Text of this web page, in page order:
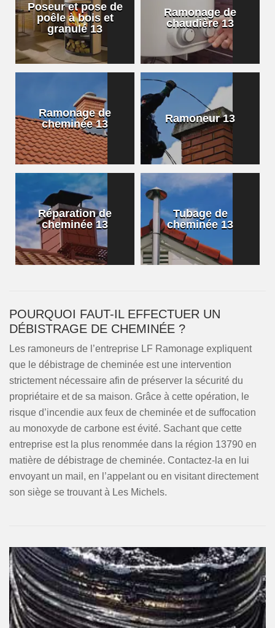
Poseur et pose de
poêle à bois et
granulé 13
Ramonage de
chaudière 13
Ramonage de
cheminée 13
Ramoneur 13
Réparation de
cheminée 13
Tubage de
cheminée 13
POURQUOI FAUT-IL EFFECTUER UN
DÉBISTRAGE DE CHEMINÉE ?
Les ramoneurs de l’entreprise LF Ramonage expliquent
que le débistrage de cheminée est une intervention
strictement nécessaire afin de préserver la sécurité du
propriétaire et de sa maison. Grâce à cette opération, le
risque d’incendie aux feux de cheminée et de suffocation
au monoxyde de carbone est évité. Sachant que cette
entreprise est la plus renommée dans la région 13790 en
matière de débistrage de cheminée. Contactez-la en lui
envoyant un mail, en l’appelant ou en visitant directement
son siège se trouvant à Les Michels.